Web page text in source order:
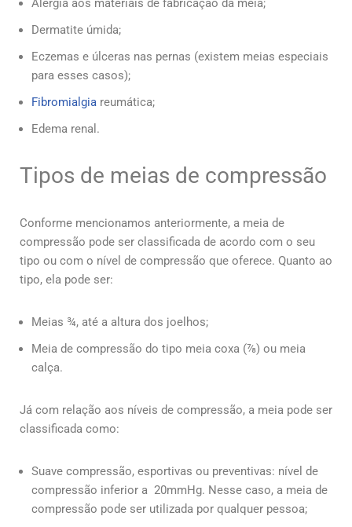
Alergia aos materiais de fabricação da meia;
Dermatite úmida;
Eczemas e úlceras nas pernas (existem meias especiais
para esses casos);
Fibromialgia reumática;
Edema renal.
Tipos de meias de compressão
Conforme mencionamos anteriormente, a meia de
compressão pode ser classificada de acordo com o seu
tipo ou com o nível de compressão que oferece. Quanto ao
tipo, ela pode ser:
Meias ¾, até a altura dos joelhos;
Meia de compressão do tipo meia coxa (⅞) ou meia
calça.
Já com relação aos níveis de compressão, a meia pode ser
classificada como:
Suave compressão, esportivas ou preventivas: nível de
compressão inferior a 20mmHg. Nesse caso, a meia de
compressão pode ser utilizada por qualquer pessoa;